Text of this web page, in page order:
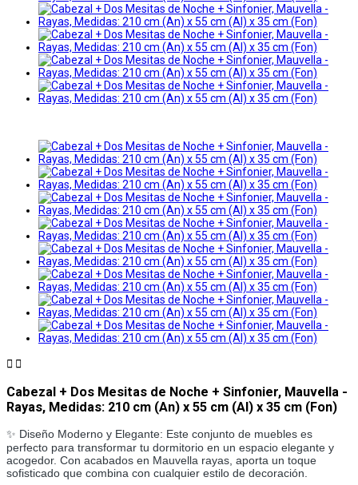
 
Cabezal + Dos Mesitas de Noche + Sinfonier, Mauvella -
Rayas, Medidas: 210 cm (An) x 55 cm (Al) x 35 cm (Fon)
✨ Diseño Moderno y Elegante: Este conjunto de muebles es
perfecto para transformar tu dormitorio en un espacio elegante y
acogedor. Con acabados en Mauvella rayas, aporta un toque
sofisticado que combina con cualquier estilo de decoración.